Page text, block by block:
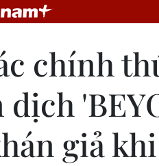
chính
dịch
giả